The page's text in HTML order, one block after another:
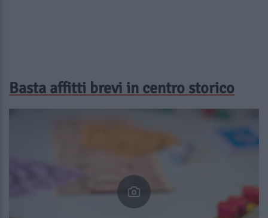
Basta affitti brevi in centro storico